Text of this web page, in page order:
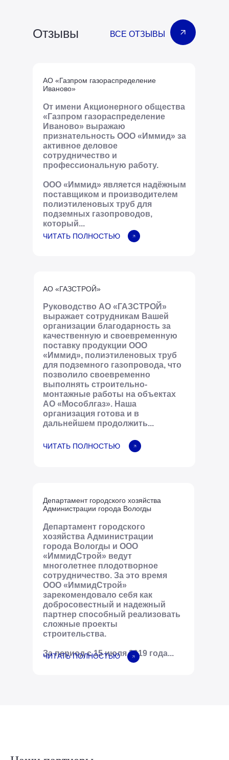
Отзывы
От имени Акционерного общества
«Газпром газораспределение
Иваново» выражаю
признательность ООО «Иммид» за
активное деловое
сотрудничество и
профессиональную работу.
ООО «Иммид» является надёжным
поставщиком и производителем
полиэтиленовых труб для
подземных газопроводов,
который...
АО «Газпром газораспределение
Иваново»
ЧИТАТЬ ПОЛНОСТЬЮ
Департамент городского
хозяйства Администрации
города Вологды и ООО
«ИммидСтрой» ведут
многолетнее плодотворное
сотрудничество. За это время
ООО «ИммидСтрой»
зарекомендовало себя как
добросовестный и надежный
партнер способный реализовать
сложные проекты
строительства.
За период с 15 июля 2019 года...
Департамент городского хозяйства
Администрации города Вологды
ЧИТАТЬ ПОЛНОСТЬЮ
Руководство АО «ГАЗСТРОЙ»
выражает сотрудникам Вашей
организации благодарность за
качественную и своевременную
поставку продукции ООО
«Иммид», полиэтиленовых труб
для подземного газопровода, что
позволило своевременно
выполнять строительно-
монтажные работы на объектах
АО «Мособлгаз». Наша
организация готова и в
дальнейшем продолжить...
АО «ГАЗСТРОЙ»
ЧИТАТЬ ПОЛНОСТЬЮ
ВСЕ ОТЗЫВЫ